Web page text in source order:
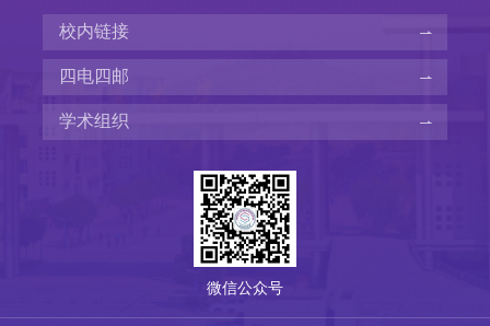
校内链接
四电四邮
学术组织
微信公众号